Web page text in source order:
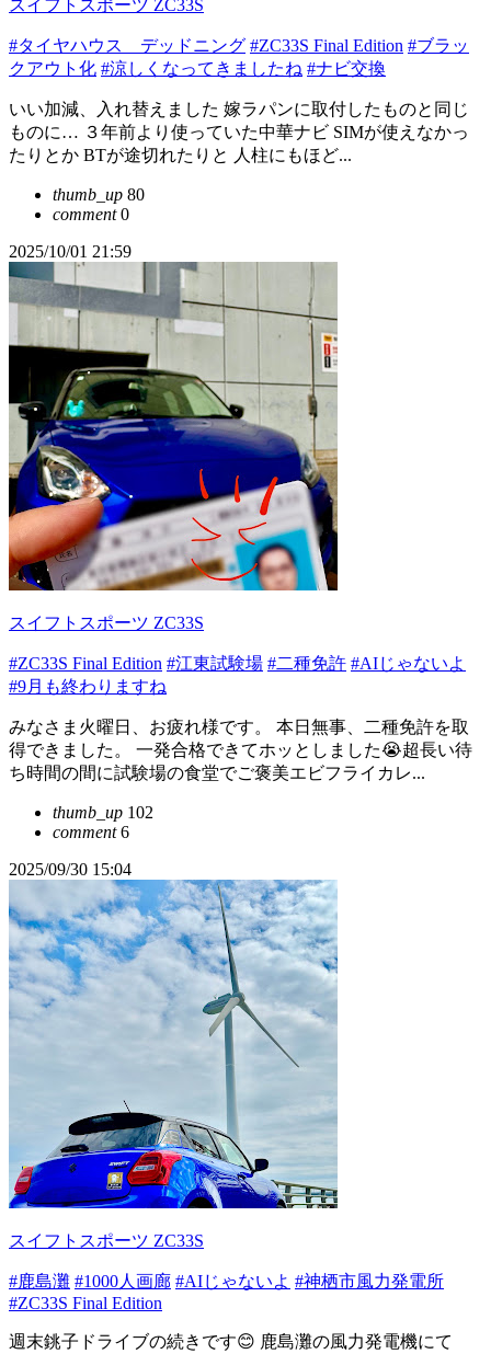
スイフトスポーツ ZC33S
#タイヤハウス デッドニング #ZC33S Final Edition #ブラッ
クアウト化 #涼しくなってきましたね #ナビ交換
いい加減、入れ替えました 嫁ラパンに取付したものと同じ
ものに… ３年前より使っていた中華ナビ SIMが使えなかっ
たりとか BTが途切れたりと 人柱にもほど...
thumb_up 80
comment0
2025/10/01 21:59
スイフトスポーツ ZC33S
#ZC33S Final Edition #江東試験場 #二種免許 #AIじゃないよ
#9月も終わりますね
みなさま火曜日、お疲れ様です。 本日無事、二種免許を取
得できました。 一発合格できてホッとしました😭超長い待
ち時間の間に試験場の食堂でご褒美エビフライカレ...
thumb_up 102
comment6
2025/09/30 15:04
スイフトスポーツ ZC33S
#鹿島灘 #1000人画廊 #AIじゃないよ #神栖市風力発電所
#ZC33S Final Edition
週末銚子ドライブの続きです😊 鹿島灘の風力発電機にて